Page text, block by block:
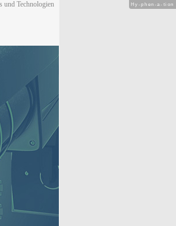
und Technologien
Hy-phen-a-tion